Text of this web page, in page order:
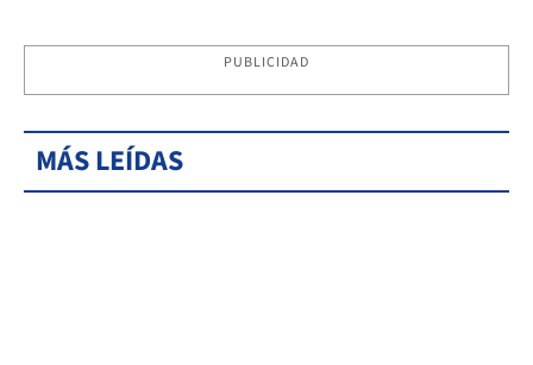
PUBLICIDAD
MÁS LEÍDAS